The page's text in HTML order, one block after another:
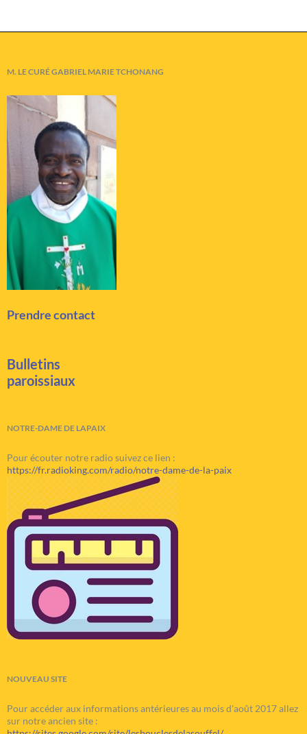
M. LE CURÉ GABRIEL MARIE TCHONANG
Prendre contact
Bulletins
paroissiaux
NOTRE-DAME DE LAPAIX
Pour écouter notre radio suivez ce lien :
https://fr.radioking.com/radio/notre-dame-de-la-paix
NOUVEAU SITE
Pour accéder aux informations antérieures au mois d'août 2017 allez
sur notre ancien site :